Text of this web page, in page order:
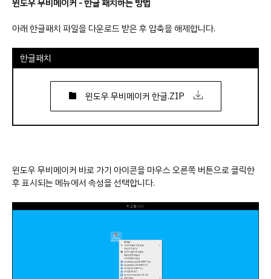
윈도우 무비메이커 - 한글 패치하는 방법
아래 한글패치 파일을 다운로드 받은 후 압축을 해제합니다.
한글패치
윈도우 무비메이커 한글.ZIP
윈도우 무비메이커 바로 가기 아이콘을 마우스 오른쪽 버튼으로 클릭한
후 표시되는 메뉴에서 속성을 선택합니다.